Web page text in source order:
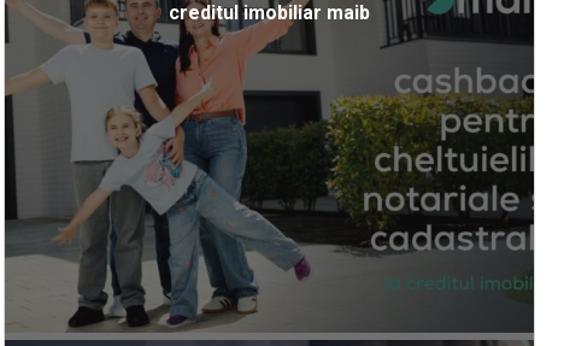
creditul imobiliar maib